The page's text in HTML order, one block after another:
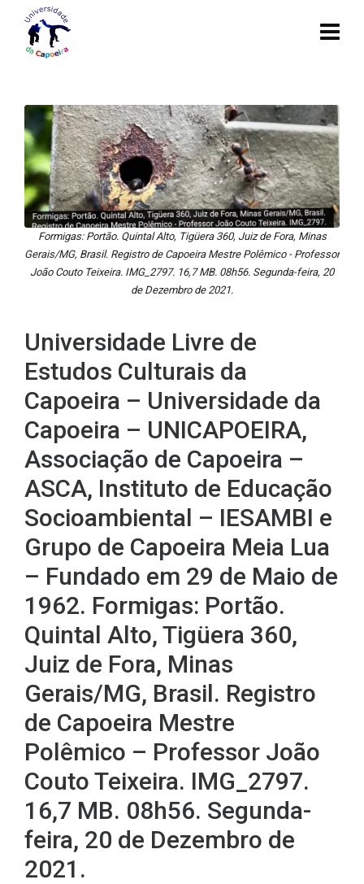
Formigas: Portão. Quintal Alto, Tigüera 360, Juiz de Fora, Minas
Gerais/MG, Brasil. Registro de Capoeira Mestre Polêmico - Professor
João Couto Teixeira. IMG_2797. 16,7 MB. 08h56. Segunda-feira, 20
de Dezembro de 2021.
Universidade Livre de
Estudos Culturais da
Capoeira – Universidade da
Capoeira – UNICAPOEIRA,
Associação de Capoeira –
ASCA, Instituto de Educação
Socioambiental – IESAMBI e
Grupo de Capoeira Meia Lua
– Fundado em 29 de Maio de
1962. Formigas: Portão.
Quintal Alto, Tigüera 360,
Juiz de Fora, Minas
Gerais/MG, Brasil. Registro
de Capoeira Mestre
Polêmico – Professor João
Couto Teixeira. IMG_2797.
16,7 MB. 08h56. Segunda-
feira, 20 de Dezembro de
2021.